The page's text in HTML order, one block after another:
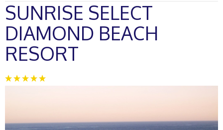
SUNRISE SELECT
DIAMOND BEACH
RESORT